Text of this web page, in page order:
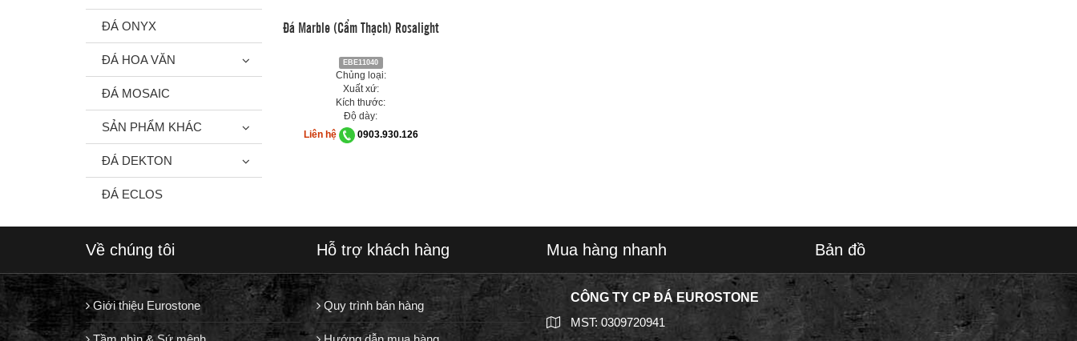
Đá Marble (Cẩm Thạch) Rosalight
EBE11040
Chủng loại:
Xuất xứ:
Kích thước:
Độ dày:
Liên hệ
0903.930.126
ĐÁ ONYX
ĐÁ HOA VĂN
ĐÁ MOSAIC
SẢN PHẨM KHÁC
ĐÁ DEKTON
ĐÁ ECLOS
Về chúng tôi
Giới thiệu Eurostone
Hỗ trợ khách hàng
Quy trình bán hàng
Mua hàng nhanh
CÔNG TY CP ĐÁ EUROSTONE
MST: 0309720941
Bản đồ